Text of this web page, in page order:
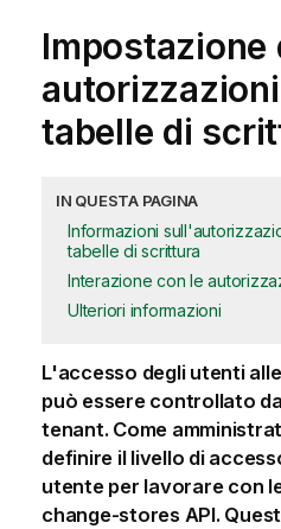
Impostazione
tabelle di
IN QUESTA PAGINA
Informazioni
tabelle di scrittura
Interazione con le
Ulteriori informazioni
L'accesso degli utenti alle
può essere controllato
tenant. Come
definire il livello di
utente per lavorare con
change-stores API.